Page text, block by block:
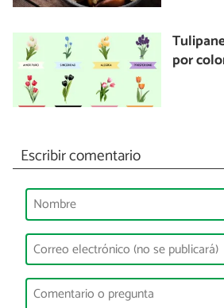
por
Escribir comentario